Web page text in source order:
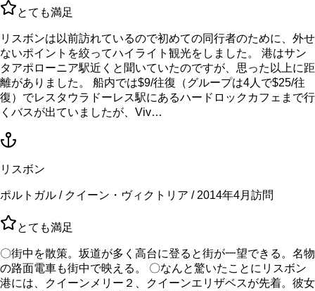
とても満足
リスボンは以前訪れているので初めての同行者のために、外せ
ないポイントを絞ってハイライト観光をしました。 港はサン
タアポローニア駅近くと聞いていたのですが、思った以上に距
離がありました。 船内では$9/往復（グループは4人で$25/往
復）でレスタウラドーレス駅にあるハードロックカフェまで行
くバスが出ていましたが、Viv…
リスボン
ポルトガル / クイーン・ヴィクトリア / 2014年4月訪問
とても満足
〇街中を散策。坂道が多く高台に登ると街が一望できる。名物
の路面電車も街中で映える。 〇なんと驚いたことにリスボン
港には、クイーンメリー２、クイーンエリザベスが先着。彼女